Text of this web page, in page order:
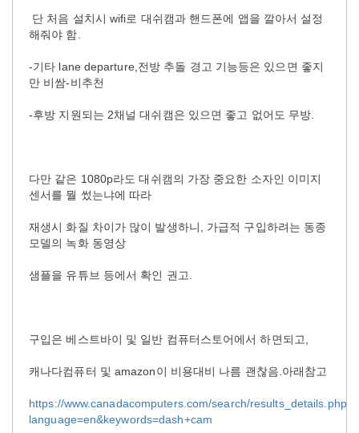
단 처음 설치시 wifi로 대쉬캠과 핸드폰에 앱을 깔아서 설정
해줘야 함.
-기타 lane departure,전방 추돌 경고 기능등은 있으면 좋지
만 비쌈-비추천
-후방 지원되는 2채널 대쉬캠은 있으면 좋고 없어도 무방.
다만 같은 1080p라도 대쉬캠의 가장 중요한 소자인 이미지
센서를 뭘 썼는냐에 따라
재생시 화질 차이가 많이 발생하니, 가급적 구입하려는 동종
모델의 녹화 동영상
샘플을 유튜브 등에서 확인 권고.
구입은 베스트바이 및 일반 컴퓨터스토어에서 하면되고,
캐나다컴퓨터 및 amazon이 비용대비 나름 괜찮음.아래참고
https://www.canadacomputers.com/search/results_details.php?
language=en&keywords=dash+cam